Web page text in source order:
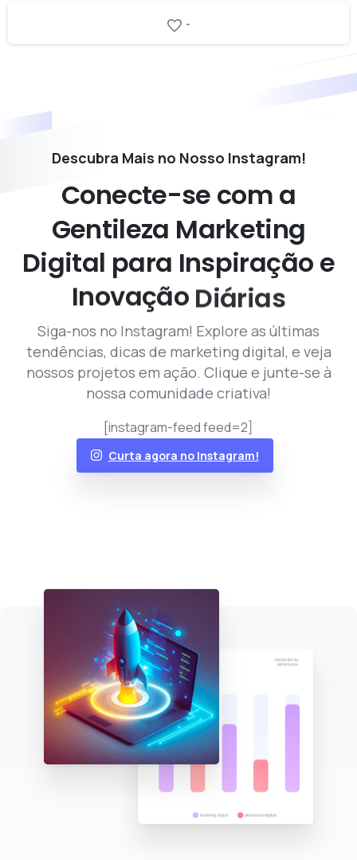
-
Descubra Mais no Nosso Instagram!
Conecte-se com a
Gentileza Marketing
Digital para Inspiração e
Inovação Diárias
Siga-nos no Instagram! Explore as últimas
tendências, dicas de marketing digital, e veja
nossos projetos em ação. Clique e junte-se à
nossa comunidade criativa!
[instagram-feed feed=2]
Curta agora no Instagram!